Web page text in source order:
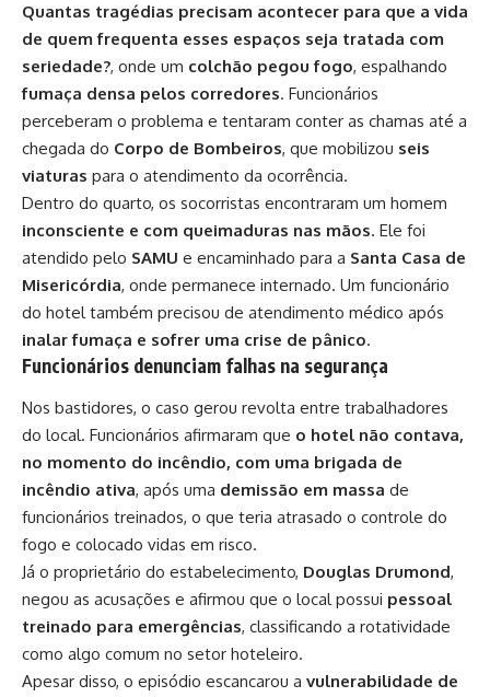
Quantas tragédias precisam acontecer para que a vida
de quem frequenta esses espaços seja tratada com
seriedade?, onde um colchão pegou fogo, espalhando
fumaça densa pelos corredores. Funcionários
perceberam o problema e tentaram conter as chamas até a
chegada do Corpo de Bombeiros, que mobilizou seis
viaturas para o atendimento da ocorrência.
Dentro do quarto, os socorristas encontraram um homem
inconsciente e com queimaduras nas mãos. Ele foi
atendido pelo SAMU e encaminhado para a Santa Casa de
Misericórdia, onde permanece internado. Um funcionário
do hotel também precisou de atendimento médico após
inalar fumaça e sofrer uma crise de pânico.
Funcionários denunciam falhas na segurança
Nos bastidores, o caso gerou revolta entre trabalhadores
do local. Funcionários afirmaram que o hotel não contava,
no momento do incêndio, com uma brigada de
incêndio ativa, após uma demissão em massa de
funcionários treinados, o que teria atrasado o controle do
fogo e colocado vidas em risco.
Já o proprietário do estabelecimento, Douglas Drumond,
negou as acusações e afirmou que o local possui pessoal
treinado para emergências, classificando a rotatividade
como algo comum no setor hoteleiro.
Apesar disso, o episódio escancarou a vulnerabilidade de